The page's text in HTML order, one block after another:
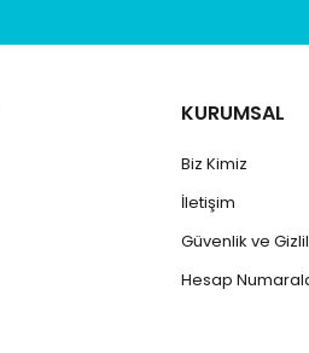
KURUMSAL
Biz Kimiz
İletişim
Güvenlik ve
Hesap